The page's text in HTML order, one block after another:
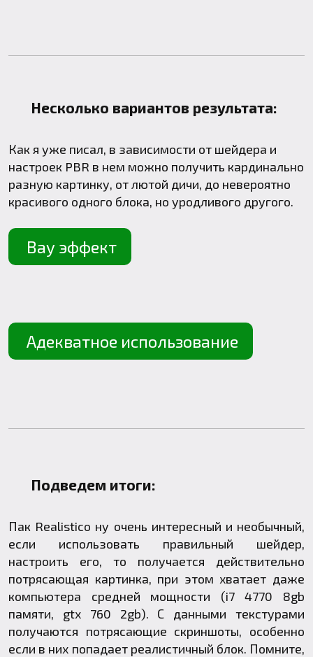
Несколько вариантов результата:
Как я уже писал, в зависимости от шейдера и
настроек PBR в нем можно получить кардинально
разную картинку, от лютой дичи, до невероятно
красивого одного блока, но уродливого другого.
Вау эффект
Адекватное использование
Подведем итоги:
Пак Realistico ну очень интересный и необычный,
если использовать правильный шейдер,
настроить его, то получается действительно
потрясающая картинка, при этом хватает даже
компьютера средней мощности (i7 4770 8gb
памяти, gtx 760 2gb). С данными текстурами
получаются потрясающие скриншоты, особенно
если в них попадает реалистичный блок. Помните,